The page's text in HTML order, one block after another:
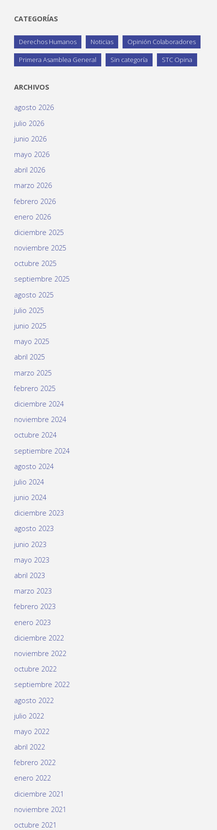
CATEGORÍAS
Derechos Humanos Noticias Opinión Colaboradores
Primera Asamblea General Sin categoría STC Opina
ARCHIVOS
agosto 2026
julio 2026
junio 2026
mayo 2026
abril 2026
marzo 2026
febrero 2026
enero 2026
diciembre 2025
noviembre 2025
octubre 2025
septiembre 2025
agosto 2025
julio 2025
junio 2025
mayo 2025
abril 2025
marzo 2025
febrero 2025
diciembre 2024
noviembre 2024
octubre 2024
septiembre 2024
agosto 2024
julio 2024
junio 2024
diciembre 2023
agosto 2023
junio 2023
mayo 2023
abril 2023
marzo 2023
febrero 2023
enero 2023
diciembre 2022
noviembre 2022
octubre 2022
septiembre 2022
agosto 2022
julio 2022
mayo 2022
abril 2022
febrero 2022
enero 2022
diciembre 2021
noviembre 2021
octubre 2021